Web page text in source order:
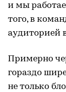
и мы
того, в
аудиторией
Примерно
гораздо
не только